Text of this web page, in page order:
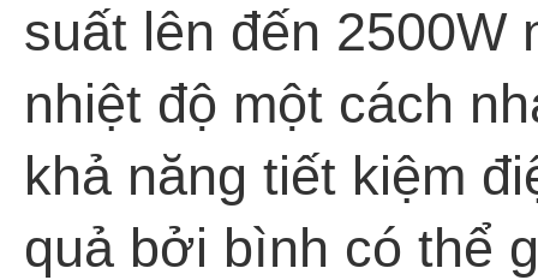
suất lên đến 2500W
nhiệt độ một cách
khả năng tiết kiệm
quả bởi bình có thể